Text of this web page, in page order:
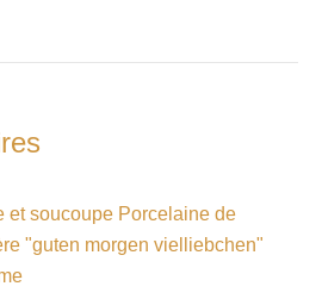
et soucoupe Porcelaine de
"guten morgen vielliebchen"